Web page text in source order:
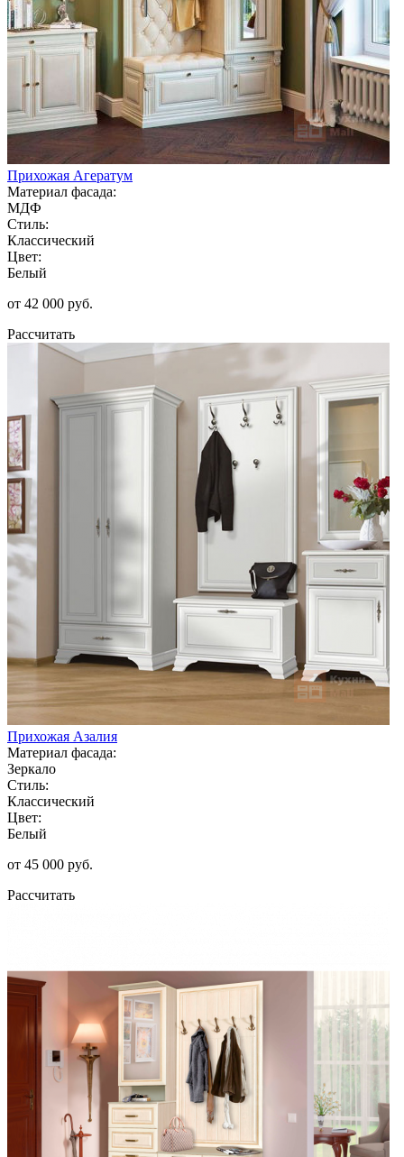
Прихожая Агератум
Материал фасада:
МДФ
Стиль:
Классический
Цвет:
Белый
от 42 000 руб.
Рассчитать
Прихожая Азалия
Материал фасада:
Зеркало
Стиль:
Классический
Цвет:
Белый
от 45 000 руб.
Рассчитать